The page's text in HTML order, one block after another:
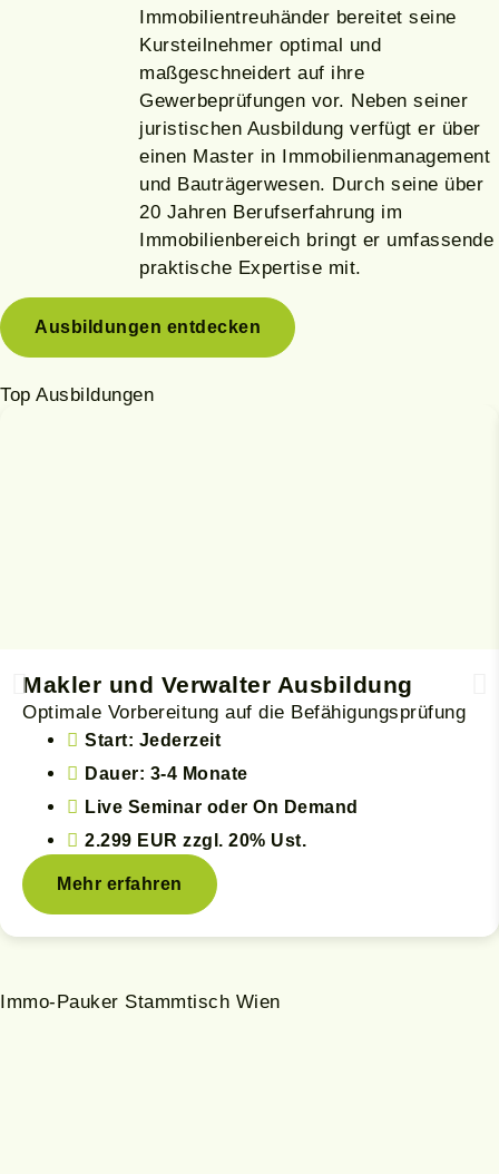
Immobilientreuhänder bereitet seine
Kursteilnehmer optimal und
maßgeschneidert auf ihre
Gewerbeprüfungen vor. Neben seiner
juristischen Ausbildung verfügt er über
einen Master in Immobilienmanagement
und Bauträgerwesen. Durch seine über
20 Jahren Berufserfahrung im
Immobilienbereich bringt er umfassende
praktische Expertise mit.
Ausbildungen entdecken
Top Ausbildungen
Makler und Verwalter Ausbildung
Optimale Vorbereitung auf die Befähigungsprüfung
Start: Jederzeit
Dauer: 3-4 Monate
Live Seminar oder On Demand
2.299 EUR zzgl. 20% Ust.
Mehr erfahren
Immo-Pauker Stammtisch Wien